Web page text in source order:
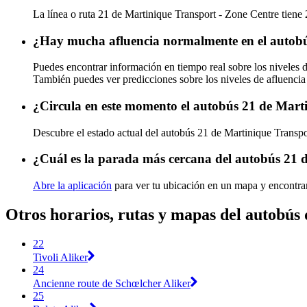
La línea o ruta 21 de Martinique Transport - Zone Centre tiene
¿Hay mucha afluencia normalmente en el
Puedes encontrar información en tiempo real sobre los
También puedes ver predicciones sobre los niveles de
¿Circula en este momento el autobús 21 de
Descubre el estado actual del autobús 21 de Martinique
¿Cuál es la parada más cercana del autobús
Abre la aplicación para ver tu ubicación en un mapa y
Otros horarios, rutas y mapas del
22
Tivoli Aliker
24
Ancienne route de Schœlcher Aliker
25